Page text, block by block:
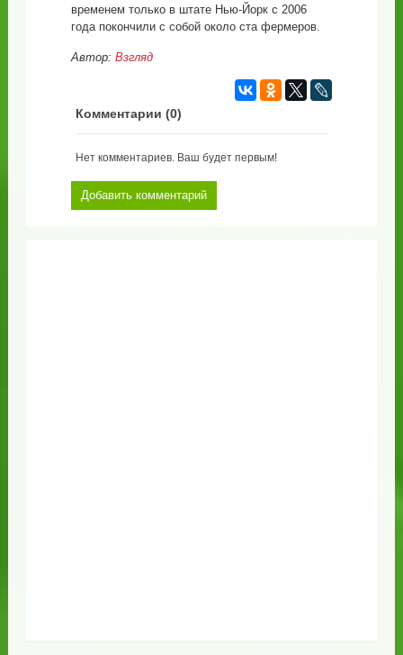
временем только в штате Нью-Йорк с 2006
года покончили с собой около ста фермеров.
Автор: Взгляд
Комментарии (0)
Нет комментариев. Ваш будет первым!
Добавить комментарий